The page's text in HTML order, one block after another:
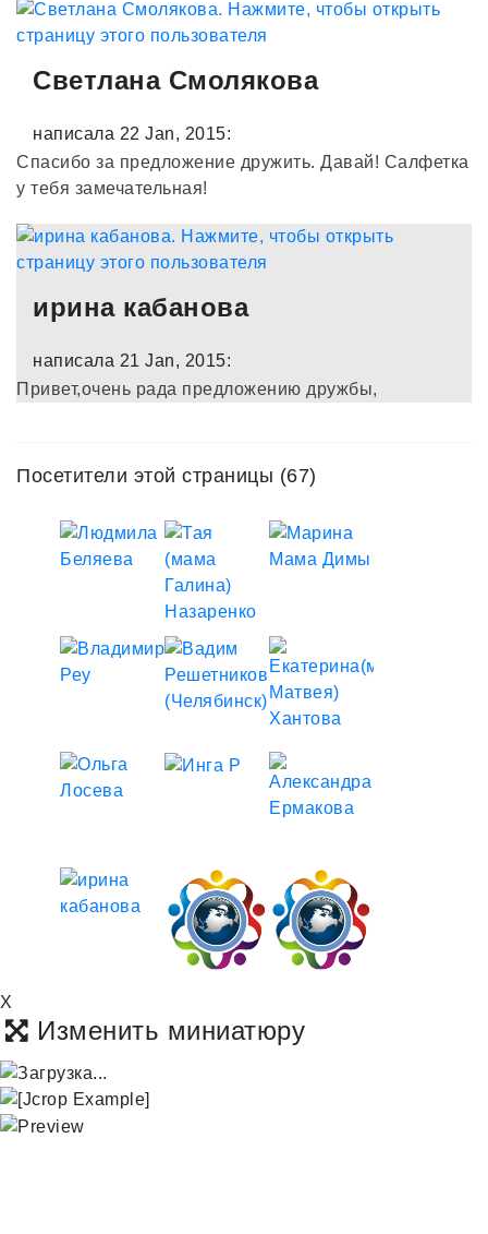
Светлана Смолякова
написала 22 Jan, 2015:
Спасибо за предложение дружить. Давай! Салфетка
у тебя замечательная!
ирина кабанова
написала 21 Jan, 2015:
Привет,очень рада предложению дружбы,
Посетители этой страницы (67)
X
Изменить миниатюру